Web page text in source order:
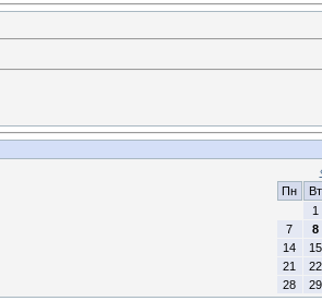
Пн
Вт
1
7
8
14
15
21
22
28
29